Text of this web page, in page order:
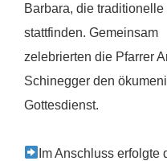
Barbara, die
stattfinden. Gemeinsam
zelebrierten die Pfarrer
Schinegger den
Gottesdienst.
Im Anschluss erfolgte